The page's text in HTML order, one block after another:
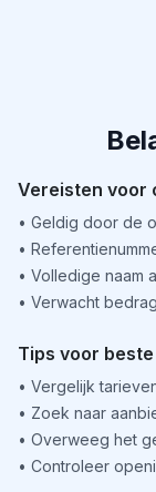
Vereisten voor
• Geldig door de
•
• Volledige naam
• Verwacht bedrag
Tips voor
• Vergelijk
• Zoek naar
• Overweeg het
• Controleer